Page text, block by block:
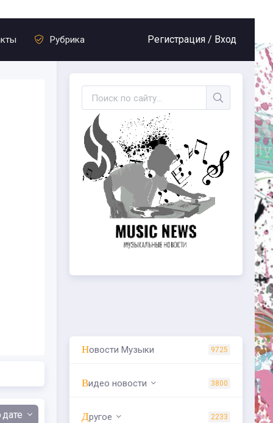
Рубрика Регистрация / Вход
дате
Новости Музыки 9725
Видео новости 3800
Другое 2233